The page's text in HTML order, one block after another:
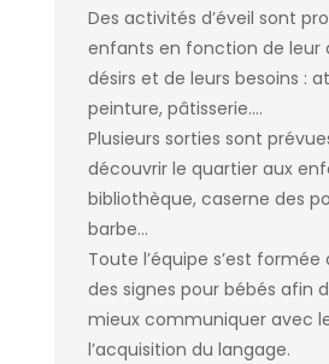
Des activités d’éveil sont
enfants en fonction de leur
désirs et de leurs besoins :
peinture, pâtisserie….
Plusieurs sorties sont
découvrir le quartier aux
bibliothèque, caserne des
barbe…
Toute l’équipe s’est formée
des signes pour bébés afin
mieux communiquer avec
l’acquisition du langage.